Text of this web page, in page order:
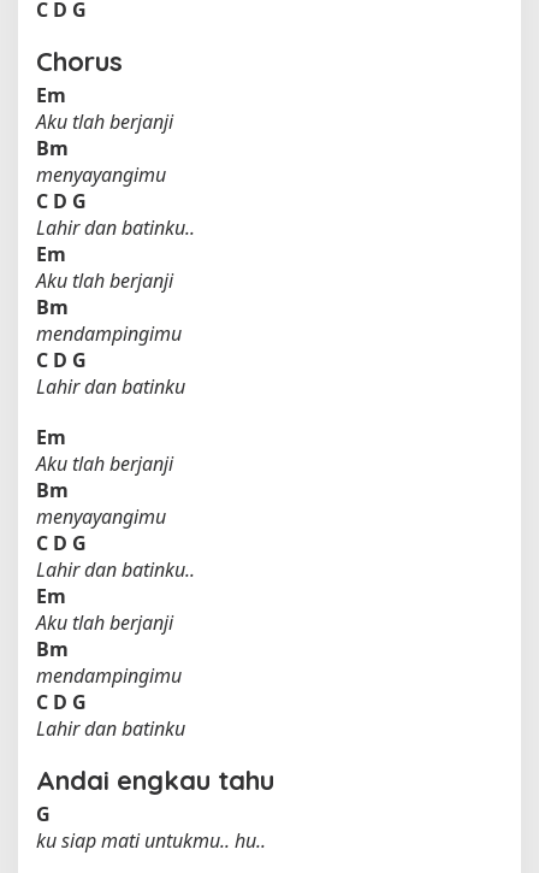
C D G
Chorus
Em
Aku tlah berjanji
Bm
menyayangimu
C D G
Lahir dan batinku..
Em
Aku tlah berjanji
Bm
mendampingimu
C D G
Lahir dan batinku
Em
Aku tlah berjanji
Bm
menyayangimu
C D G
Lahir dan batinku..
Em
Aku tlah berjanji
Bm
mendampingimu
C D G
Lahir dan batinku
Andai engkau tahu
G
ku siap mati untukmu.. hu..